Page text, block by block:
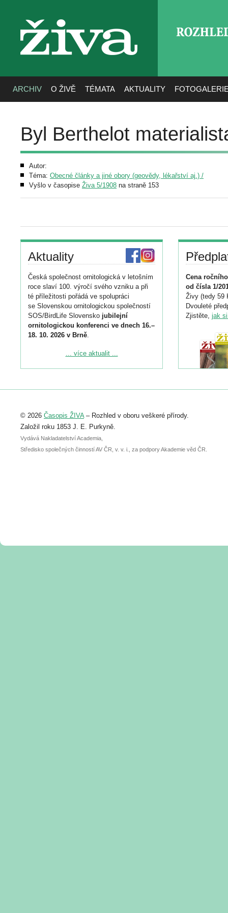
živa
ARCHIV O ŽIVĚ TÉMATA AKTUALITY
Byl Berthelot
Autor:
Téma: Obecné články a jiné obory (geovědy, lékařství aj.) /
Vyšlo v časopise Živa 5/1908 na straně 153
Aktuality
Česká společnost ornitologická v letošním
roce slaví 100. výročí svého vzniku a při
té příležitosti pořádá ve spolupráci
se Slovenskou ornitologickou společností
SOS/BirdLife Slovensko jubilejní
ornitologickou konferenci ve dnech 16.–
18. 10. 2026 v Brně.
Podrobnější informace ke konferenci
Registrovat se můžete do 6. září.
abstraktu přihlášené přednášky nebo
posteru je už 30. června.
... více aktualit ...
Cena
od čísla 1/
Živy (tedy 59
Dvouleté
Zjistěte, jak
© 2026 Časopis ŽIVA– Rozhled v oboru veškeré přírody.
Založil roku 1853 J. E. Purkyně.
Vydává Nakladatelství Academia,
Středisko společných činností AV ČR, v. v. i., za podpory Akademie věd ČR.